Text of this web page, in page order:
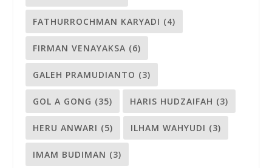
FATHURROCHMAN KARYADI (4)
FIRMAN VENAYAKSA (6)
GALEH PRAMUDIANTO (3)
GOL A GONG (35) HARIS HUDZAIFAH (3)
HERU ANWARI (5) ILHAM WAHYUDI (3)
IMAM BUDIMAN (3)